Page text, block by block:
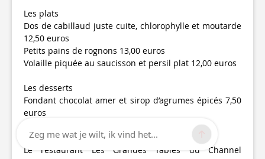
Les plats
Dos de cabillaud juste cuite, chlorophylle et moutarde
12,50 euros
Petits pains de rognons 13,00 euros
Volaille piquée au saucisson et persil plat 12,00 euros
Les desserts
Fondant chocolat amer et sirop d’agrumes épicés 7,50
euros
Baba au genièvre et pommes
Le restaurant Les Grandes Tables du Channel
Zeg me wat je wilt, ik vind het...